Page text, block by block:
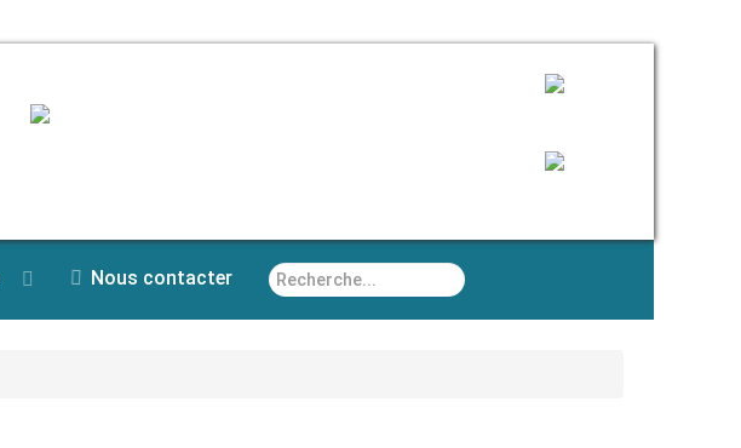
Nous contacter Rechercher